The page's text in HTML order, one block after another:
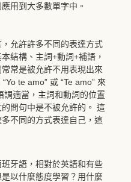
用到大多數單字中。
允許許多不同的表達方式
結構、主詞+動詞+補語，
常是被允許不用表現出來
te amo” 或 “Te amo” 來
調適當，主詞和動詞的位置
問句中是不被允許的。 這
不同的方式表達自己，這
牙語，相對於英語和有些
以什麼態度學習？用什麼